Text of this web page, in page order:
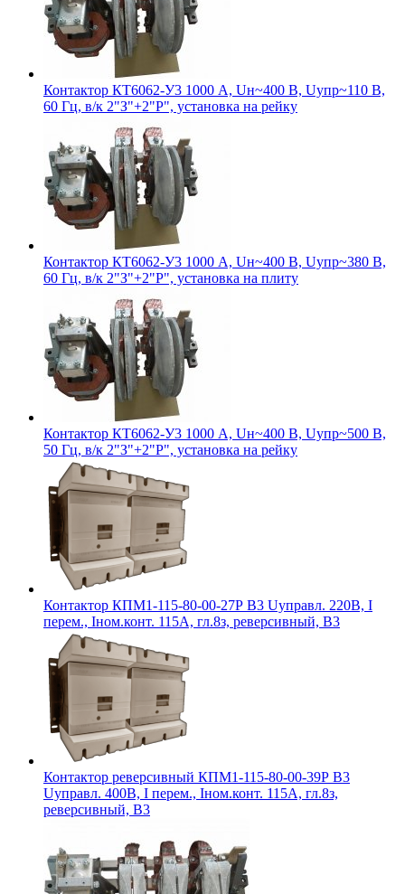
Контактор КТ6062-У3 1000 А, Uн~400 В, Uупр~110 В,
60 Гц, в/к 2"З"+2"Р", установка на рейку
Контактор КТ6062-У3 1000 А, Uн~400 В, Uупр~380 В,
60 Гц, в/к 2"З"+2"Р", установка на плиту
Контактор КТ6062-У3 1000 А, Uн~400 В, Uупр~500 В,
50 Гц, в/к 2"З"+2"Р", установка на рейку
Контактор КПМ1-115-80-00-27Р В3 Uуправл. 220В, I
перем., Iном.конт. 115А, гл.8з, реверсивный, В3
Контактор реверсивный КПМ1-115-80-00-39Р В3
Uуправл. 400В, I перем., Iном.конт. 115А, гл.8з,
реверсивный, В3